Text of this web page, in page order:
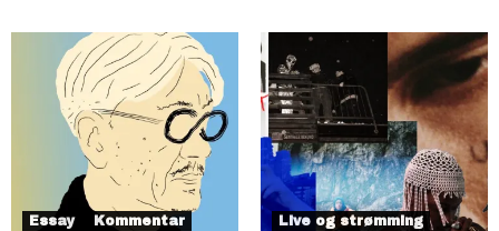
Essay
Kommentar
Live og strømming